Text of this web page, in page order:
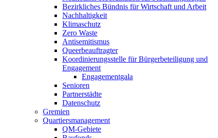
Bezirkliches Bündnis für Wirtschaft und Arbeit
Nachhaltigkeit
Klimaschutz
Zero Waste
Antisemitismus
Queer­beauftragter
Koordinierungs­stelle für Bürgerbeteiligung und
Engagement
Engagementgala
Senioren
Partnerstädte
Datenschutz
Gremien
Quartiers­management
QM-Gebiete